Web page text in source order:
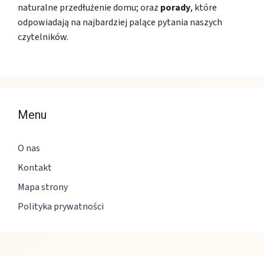
naturalne przedłużenie domu; oraz porady, które
odpowiadają na najbardziej palące pytania naszych
czytelników.
Menu
O nas
Kontakt
Mapa strony
Polityka prywatności